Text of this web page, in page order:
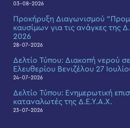
03-08-2026
Προκήρυξη Διαγωνισμού
καυσίμων για τις ανάγκες της
2026
28-07-2026
Δελτίο Τύπου: Διακοπή νερού
Ελευθερίου Βενιζέλου 27
24-07-2026
Δελτίο Τύπου: Eνημερωτική
καταναλωτές της Δ.Ε.Υ.Α.Χ.
23-07-2026